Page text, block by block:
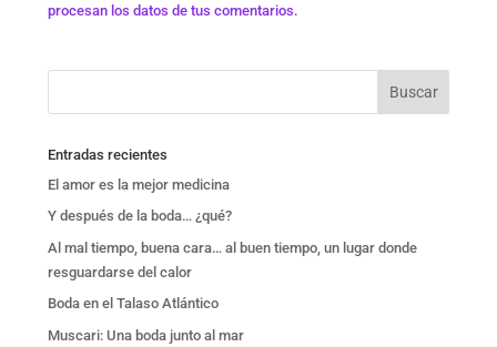
procesan los datos de tus comentarios.
Entradas recientes
El amor es la mejor medicina
Y después de la boda… ¿qué?
Al mal tiempo, buena cara… al buen tiempo, un lugar donde
resguardarse del calor
Boda en el Talaso Atlántico
Muscari: Una boda junto al mar